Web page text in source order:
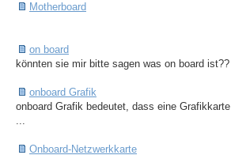
Motherboard
on board
könnten sie mir bitte sagen was on board
onboard Grafik
onboard Grafik bedeutet, dass eine
...
Onboard-Netzwerkkarte